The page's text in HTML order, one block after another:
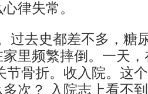
律失常。
过去史都差不多，糖
里频繁摔倒。一天
节骨折。收入院。这
次？ 入院志上看不